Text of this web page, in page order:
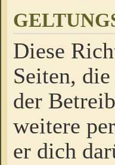
Diese
Seiten,
der
weitere
er dich